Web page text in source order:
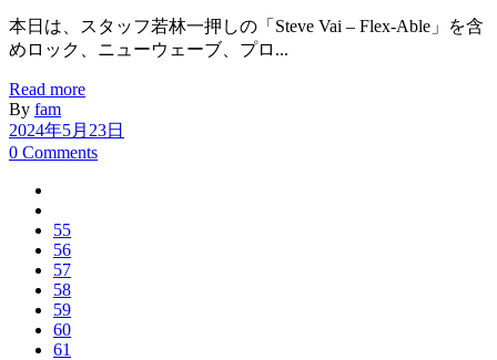
本日は、スタッフ若林一押しの「Steve Vai – Flex-Able」を含
めロック、ニューウェーブ、プロ...
Read more
By fam
2024年5月23日
0 Comments
55
56
57
58
59
60
61